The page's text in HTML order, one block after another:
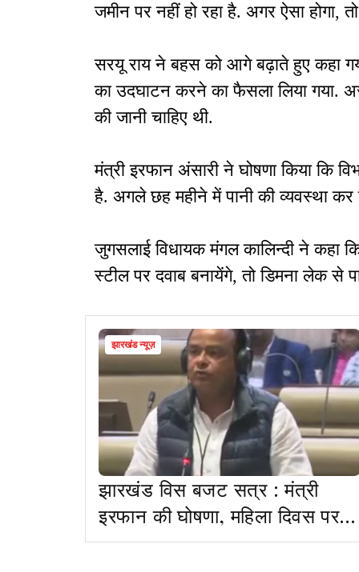
जमीन पर नहीं हो रहा है. अगर ऐसा होगा, तो
सरयू राय ने बहस को आगे बढ़ाते हुए कहा
का उदघाटन करने का फैसला लिया गया.
की जानी चाहिए थी.
मंत्री इरफान अंसारी ने घोषणा किया कि
है. अगले छह महीने में पानी की व्यवस्था कर
जुगसलाई विधायक मंगल कालिन्दी ने कहा
स्टील पर दवाब बनायेंगे, तो डिमना लेक से
झारखंड न्यूज़
झारखंड विस बजट सत्र : मंत्री
इरफान की घोषणा, महिला दिवस पर
सहियाओं को एक साल का एकमुश्त